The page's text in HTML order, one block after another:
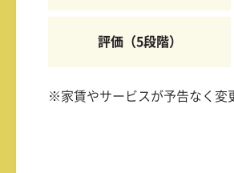
評価（5段階）
※家賃やサービスが予告なく変